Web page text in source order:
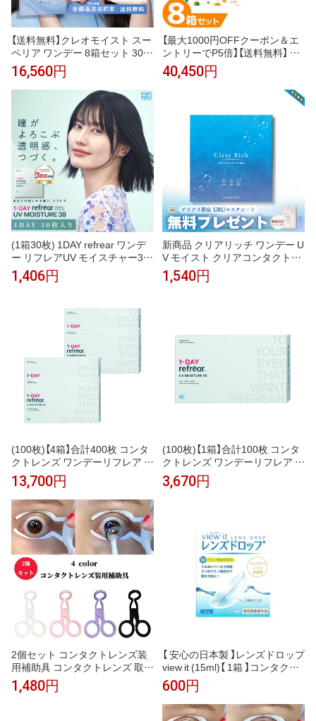
【送料無料】クレオモイスト スー
ペリア ワンデー 8箱セット 30枚
入 コンタクトレンズ 1日使い捨
て ( クリアレンズ 1dayタイプ U
Vカット シリコーン シリコーン
ハイドロゲル ワンデー クレオワ
ンデー クレオ CREO )
16,560円
【最大1000円OFFクーポン＆エ
ントリーでP5倍】【送料無料】 マ
イデイ マルチフォーカル 8箱セ
ット (1箱30枚) クーパービジョ
ン 遠近両用 1日使い捨て コンタ
クトレンズ ワンデー コンタクト
coopervision
40,450円
(1箱30枚) 1DAY refrear ワンデ
ー リフレアUV モイスチャー38
コンタクトレンズ [refrear-uv-3
0p] [EN-S]*
1,406円
新商品 クリアリッチ ワンデー U
V モイスト クリアコンタクトレ
ンズ マスクシート付 30枚×1箱
DIA 14.0mm 含水率38％ 含水率
1,540円
(100枚)【4箱】合計400枚 コンタ
クトレンズ ワンデーリフレア U
Vモイスチャー 38 コンタクトレ
ンズ 1day UVカット 潤い成分配
合 ヒアルロン酸の2倍の保水力
を持つMPCポリマー
13,700円
(100枚)【1箱】合計100枚 コンタ
クトレンズ ワンデーリフレア U
Vモイスチャー 38 コンタクトレ
ンズ 1day UVカット 潤い成分配
3,670円
2個セット コンタクトレンズ装
用補助具 コンタクトレンズ 取り
外し器 カラーコンタクトレンズ
挿入ツール ソフト眼鏡クリップ
1,480円
【 安心の日本製 】レンズドロップ
view it (15ml)【 1箱 】コンタクト
レンズ装着薬 コンタクトレンズ
装着液 装着薬 装着液 使用期限1
年以上
600円